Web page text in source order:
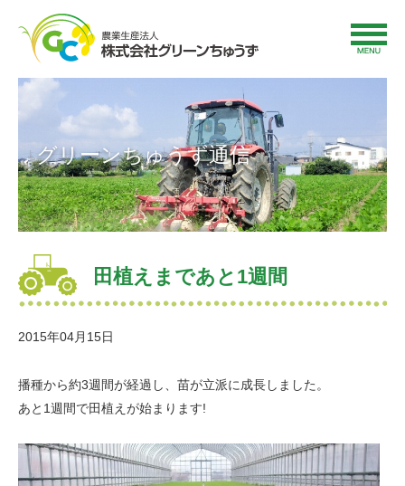
グリーンちゅうず通信
田植えまであと1週間
2015年04月15日
播種から約3週間が経過し、苗が立派に成長しました。
あと1週間で田植えが始まります!